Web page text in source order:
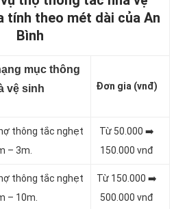
tính theo mét dài của An
Bình
mục thông
vệ sinh
Đơn gia (vnđ)
thông tắc nghẹt
– 3m.
Từ 50.000 ➡️
150.000 vnđ
thông tắc nghẹt
– 10m.
Từ 150.000 ➡️
500.000 vnđ